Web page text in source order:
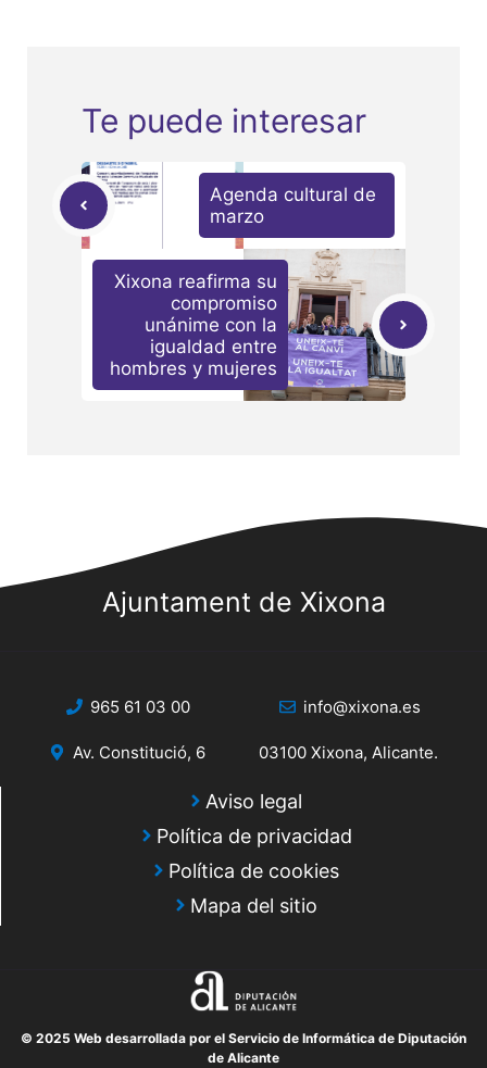
Te puede interesar
Agenda cultural de
marzo
Xixona reafirma su
compromiso
unánime con la
igualdad entre
hombres y mujeres
Ajuntament de Xixona
965 61 03 00 info@xixona.es
Av. Constitució, 6 03100 Xixona, Alicante.
Aviso legal
Política de privacidad
Política de cookies
Mapa del sitio
© 2025 Web desarrollada por el Servicio de Informática de Diputación
de Alicante